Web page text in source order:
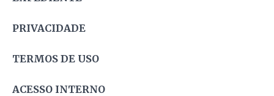
PRIVACIDADE
TERMOS DE USO
ACESSO INTERNO